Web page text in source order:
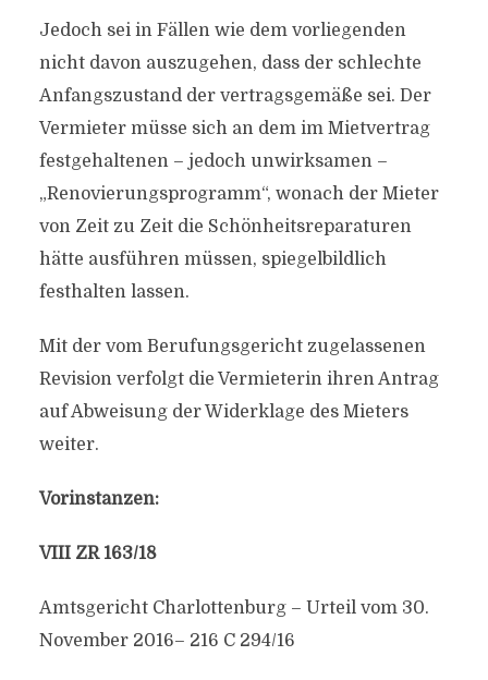
Jedoch sei in Fällen wie dem vorliegenden
nicht davon auszugehen, dass der schlechte
Anfangszustand der vertragsgemäße sei. Der
Vermieter müsse sich an dem im Mietvertrag
festgehaltenen – jedoch unwirksamen –
„Renovierungsprogramm“, wonach der Mieter
von Zeit zu Zeit die Schönheitsreparaturen
hätte ausführen müssen, spiegelbildlich
festhalten lassen.
Mit der vom Berufungsgericht zugelassenen
Revision verfolgt die Vermieterin ihren Antrag
auf Abweisung der Widerklage des Mieters
weiter.
Vorinstanzen:
VIII ZR 163/18
Amtsgericht Charlottenburg – Urteil vom 30.
November 2016– 216 C 294/16